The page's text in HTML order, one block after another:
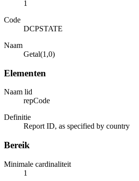
1
Code
DCPSTATE
Naam
Getal(1,0)
Elementen
Naam lid
repCode
Definitie
Report ID, as specified by country
Bereik
Minimale cardinaliteit
1